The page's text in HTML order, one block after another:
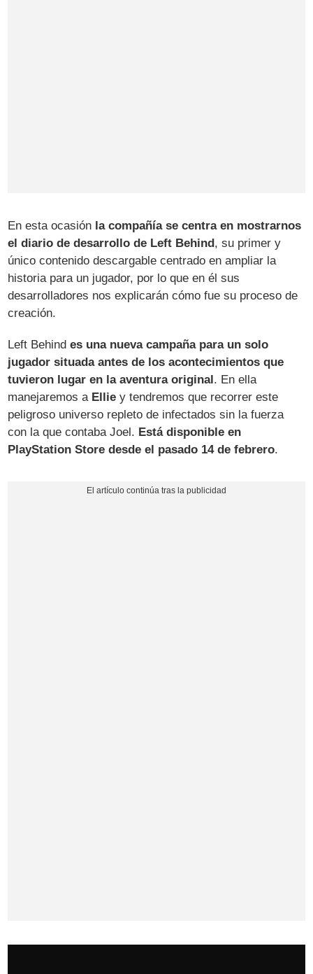
En esta ocasión la compañía se centra en mostrarnos
el diario de desarrollo de Left Behind, su primer y
único contenido descargable centrado en ampliar la
historia para un jugador, por lo que en él sus
desarrolladores nos explicarán cómo fue su proceso de
creación.
Left Behindes una nueva campaña para un solo
jugador situada antes de los acontecimientos que
tuvieron lugar en la aventura original. En ella
manejaremos a Ellie y tendremos que recorrer este
peligroso universo repleto de infectados sin la fuerza
con la que contaba Joel. Está disponible en
PlayStation Store desde el pasado 14 de febrero.